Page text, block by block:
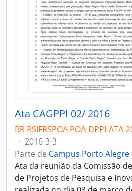
Ata CAGPPI 02/ 2016
BR RSIFRSPOA POA-DPPI-ATA-
· 2016-3-3
Parte de Campus Porto Alegre
Ata da reunião da Comissão
de Projetos de Pesquisa e